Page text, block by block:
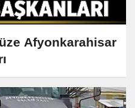
Afyonkarahisar